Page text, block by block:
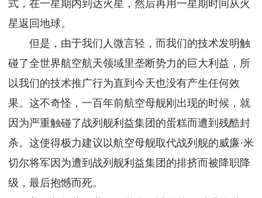
式，在一星期内到达火星，然后再用一星期时间从火
星返回地球。
但是，由于我们人微言轻，而我们的技术发明触
碰了全世界航空航天领域里垄断势力的巨大利益，所
以我们的技术推广行为直到今天也没有产生任何效
果。这不奇怪，一百年前航空母舰刚出现的时候，就
因为严重触碰了战列舰利益集团的蛋糕而遭到残酷封
杀。这使得极力建议以航空母舰取代战列舰的威廉·米
切尔将军因为遭到战列舰利益集团的排挤而被降职降
级，最后抱憾而死。